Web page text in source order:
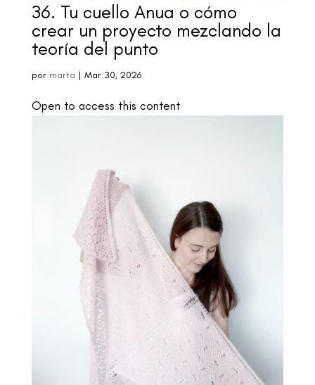
36. Tu cuello Anua o cómo
crear un proyecto mezclando la
teoría del punto
por marta | Mar 30, 2026
Open to access this content